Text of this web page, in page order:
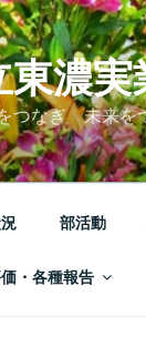
東濃実
つなぎ 未来を
部活動
・各種報告